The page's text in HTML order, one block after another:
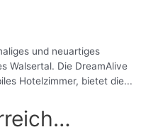
und neuartiges
Walsertal. Die DreamAlive
Hotelzimmer, bietet die...